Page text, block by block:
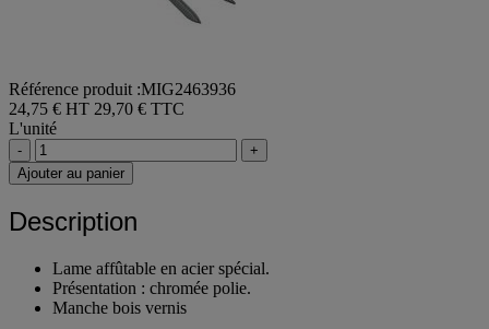
Référence produit :MIG2463936
24,75 € HT 29,70 € TTC
L'unité
-
+
Ajouter au panier
Description
Lame affûtable en acier spécial.
Présentation : chromée polie.
Manche bois vernis